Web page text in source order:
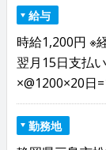
給与
時給1,200円 ※
翌月15日支払
×@1200×20日
勤務地